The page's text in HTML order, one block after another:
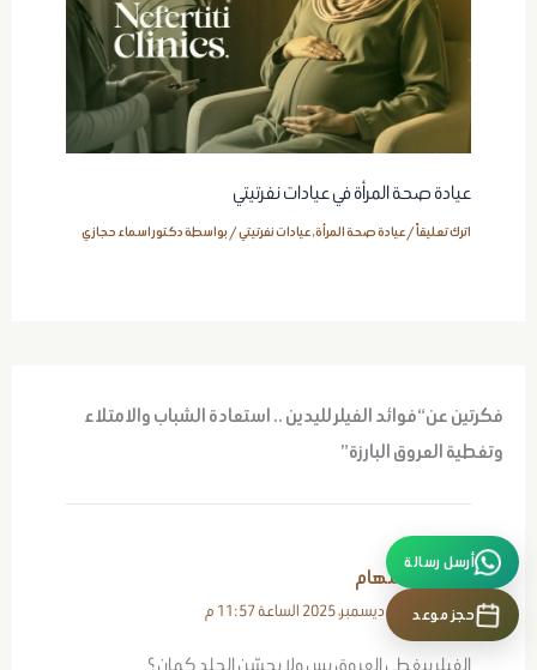
عيادة صحة المرأة في عيادات نفرتيتي
اترك تعليقاً/عيادة صحة المرأة,عيادات نفرتيتي/ بواسطةدكتور اسماء حجازي
فكرتين عن“فوائد الفيلر لليدين .. استعادة الشباب والامتلاء
وتغطية العروق البارزة”
سهام
18 ديسمبر، 2025 الساعة 11:57 م
أرسل رسالة
حجز موعد